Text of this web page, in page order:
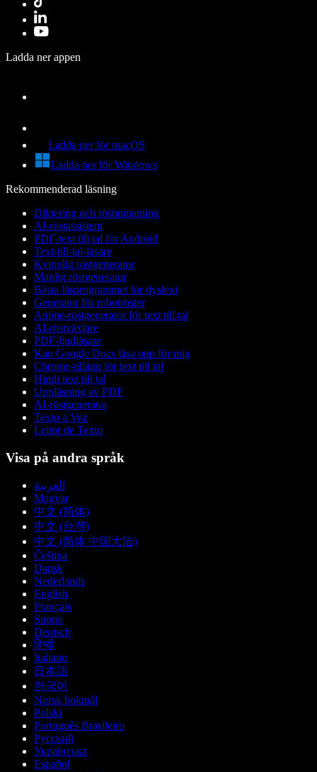
Ladda ner appen
Ladda ner för macOS
Ladda ner för Windows
Rekommenderad läsning
Diktering och röstinmatning
AI-röstassistent
PDF-text till tal för Android
Text-till-tal-läsare
Kvinnlig röstgenerator
Manlig röstgenerator
Bästa läsprogrammet för dyslexi
Generator för robotröster
Anime-röstgenerator för text till tal
AI-röstväxlare
PDF-ljudläsare
Kan Google Docs läsa upp för mig
Chrome-tillägg för text till tal
Hindi text till tal
Uppläsning av PDF
AI-röstgenerator
Texto a Voz
Leitor de Texto
Visa på andra språk
العربية
Magyar
中文 (简体)
中文 (台灣)
中文 (简体 中国大陆)
Čeština
Dansk
Nederlands
English
Français
Suomi
Deutsch
हिन्दी
Italiano
日本語
한국어
Norsk bokmål
Polski
Português Brasileiro
Русский
Українська
Español